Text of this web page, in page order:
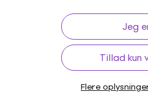
Jeg
Tillad
Flere